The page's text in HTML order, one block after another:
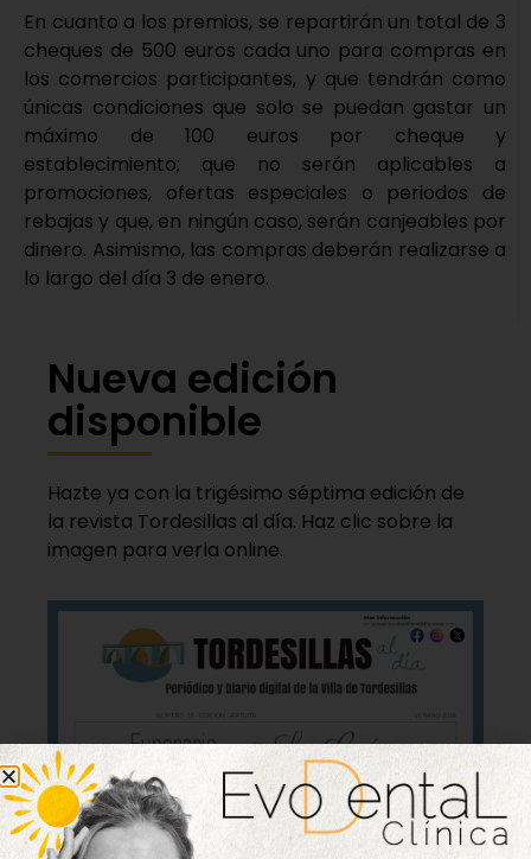
En cuanto a los premios, se repartirán un total de 3
cheques de 500 euros cada uno para compras en
los comercios participantes, y que tendrán como
únicas condiciones que solo se puedan gastar un
máximo de 100 euros por cheque y
establecimiento; que no serán aplicables a
promociones, ofertas especiales o periodos de
rebajas y que, en ningún caso, serán canjeables por
dinero. Asimismo, las compras deberán realizarse a
lo largo del día 3 de enero.
Nueva edición
disponible
Hazte ya con la trigésimo séptima edición de
la revista Tordesillas al día. Haz clic sobre la
imagen para verla online.